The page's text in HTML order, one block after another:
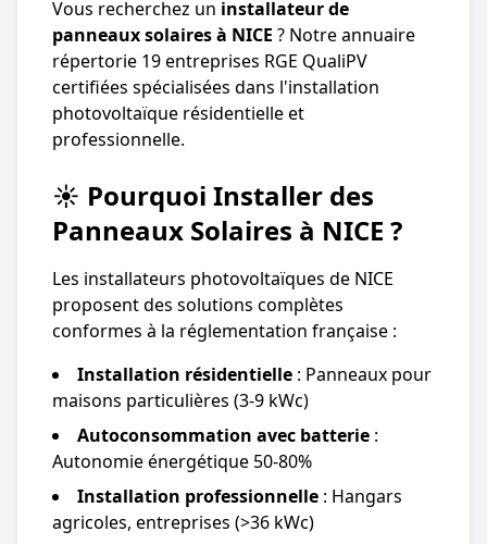
Vous recherchez un installateur de
panneaux solaires à NICE ? Notre annuaire
répertorie 19 entreprises RGE QualiPV
certifiées spécialisées dans l'installation
photovoltaïque résidentielle et
professionnelle.
☀️ Pourquoi Installer des
Panneaux Solaires à NICE ?
Les installateurs photovoltaïques de NICE
proposent des solutions complètes
conformes à la réglementation française :
Installation résidentielle : Panneaux pour
maisons particulières (3-9 kWc)
Autoconsommation avec batterie :
Autonomie énergétique 50-80%
Installation professionnelle : Hangars
agricoles, entreprises (>36 kWc)